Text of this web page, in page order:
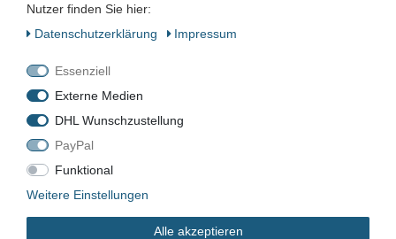
VN-9829
Neu
Nutzer finden Sie hier:
Daten­schutz­erklärung
Impressum
Essenziell
Externe Medien
DHL Wunschzustellung
PayPal
Funktional
Weitere Einstellungen
Alle akzeptieren